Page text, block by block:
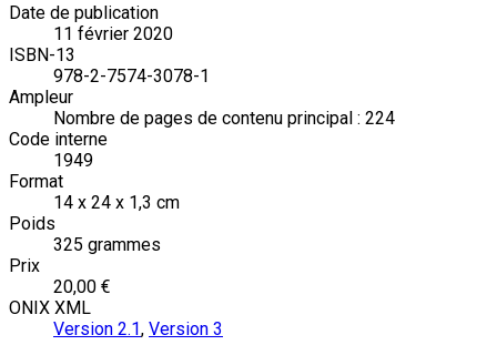
Date de publication
11 février 2020
ISBN-13
978-2-7574-3078-1
Ampleur
Nombre de pages de contenu principal : 224
Code interne
1949
Format
14 x 24 x 1,3 cm
Poids
325 grammes
Prix
20,00 €
ONIX XML
Version 2.1, Version 3